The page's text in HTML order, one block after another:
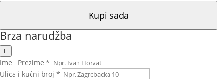
Kupi sada
Brza narudžba
Ime i Prezime *
Ulica i kućni broj *